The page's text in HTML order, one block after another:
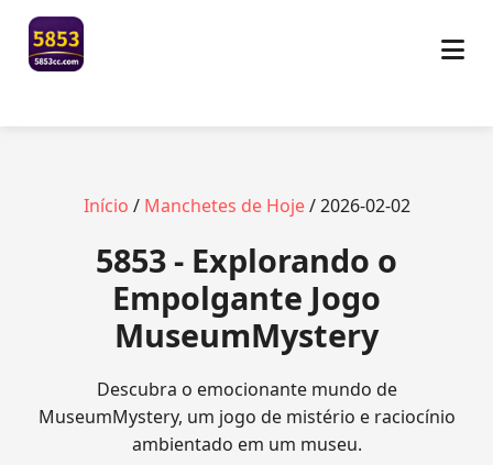
Início / Manchetes de Hoje/ 2026-02-02
5853 - Explorando o
Empolgante Jogo
MuseumMystery
Descubra o emocionante mundo de
MuseumMystery, um jogo de mistério e raciocínio
ambientado em um museu.